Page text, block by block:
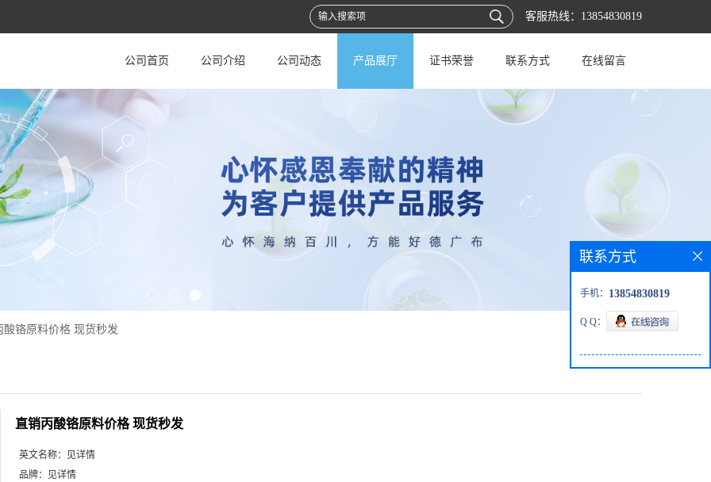
客服热线： 13854830819
公司首页 公司介绍 公司动态 产品展厅 证书荣誉 联系方式 在线留言
酸铬原料价格 现货秒发
直销丙酸铬原料价格 现货秒发
英文名称：
见详情
品牌：
见详情
联系方式
手机： 13854830819
Q Q：